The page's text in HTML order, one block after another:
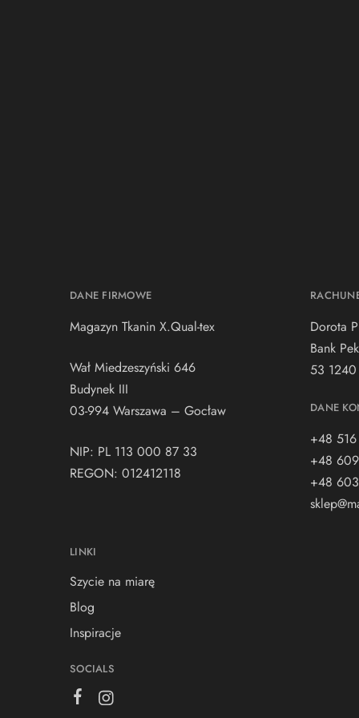
DANE FIRMOWE
Magazyn Tkanin X.Qual-tex
Wał Miedzeszyński 646
Budynek III
03-994 Warszawa – Gocław
NIP: PL 113 000 87 33
REGON: 012412118
LINKI
Szycie na miarę
Blog
Inspiracje
SOCIALS
Dorota
Bank
53
DANE
+48
+48
+48